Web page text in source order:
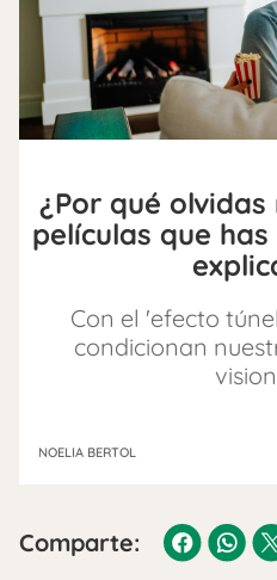
¿Por qué
películas que
Con el 'efecto
condicionan
NOELIA BERTOL
Comparte: